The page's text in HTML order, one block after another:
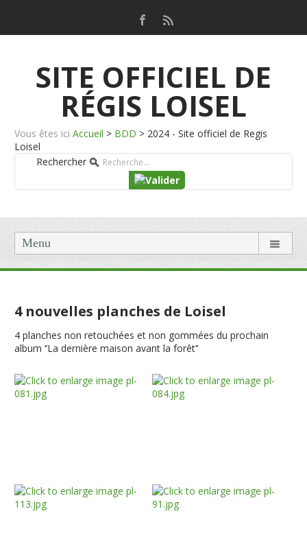
SITE OFFICIEL DE
RÉGIS LOISEL
Vous êtes ici Accueil > BDD > 2024 - Site officiel de Regis
Loisel
Rechercher
Menu
4 nouvelles planches de Loisel
4 planches non retouchées et non gommées du prochain
album ‘’La dernière maison avant la forêt‘’